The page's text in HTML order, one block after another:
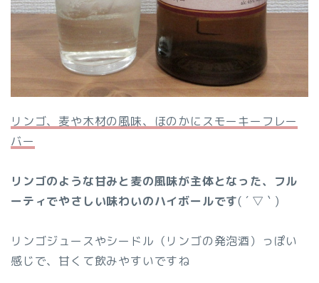
リンゴ、麦や木材の風味、ほのかにスモーキーフレー
バー
リンゴのような甘みと麦の風味が主体となった、フル
ーティでやさしい味わいのハイボールです( ´ ▽ ` )
リンゴジュースやシードル（リンゴの発泡酒）っぽい
感じで、甘くて飲みやすいですね